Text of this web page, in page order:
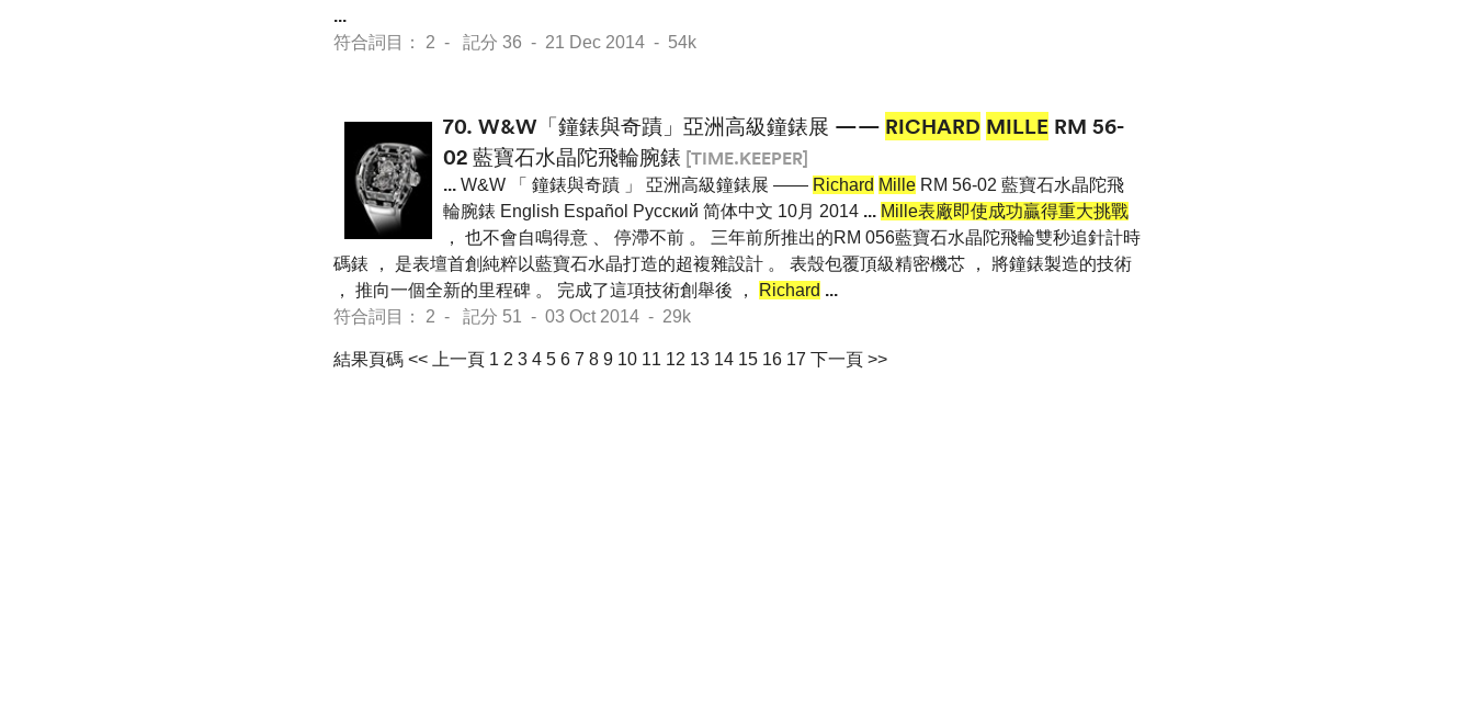
...
符合詞目： 2 - 記分 36 - 21 Dec 2014 - 54k
70. W&W「鐘錶與奇蹟」亞洲高級鐘錶展 —— RICHARD MILLE RM 56-
02 藍寶石水晶陀飛輪腕錶 [TIME.KEEPER]
... W&W 「 鐘錶與奇蹟 」 亞洲高級鐘錶展 —— Richard Mille RM 56-02 藍寶石水晶陀飛
輪腕錶 English Español Pусский 简体中文 10月 2014 ... Mille表廠即使成功贏得重大挑戰
， 也不會自鳴得意 、 停滯不前 。 三年前所推出的RM 056藍寶石水晶陀飛輪雙秒追針計時
碼錶 ， 是表壇首創純粹以藍寶石水晶打造的超複雜設計 。 表殼包覆頂級精密機芯 ， 將鐘錶製造的技術
， 推向一個全新的里程碑 。 完成了這項技術創舉後 ，
Richard ...
符合詞目： 2 - 記分 51 - 03 Oct 2014 - 29k
結果頁碼 << 上一頁 1 2 3 4 5 6 7 8 9 10 11 12 13 14 15 16 17 下一頁 >>